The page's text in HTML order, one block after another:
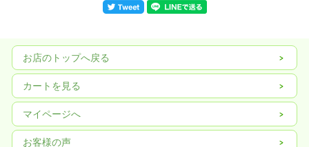
お店のトップへ戻る
カートを見る
マイページへ
お客様の声